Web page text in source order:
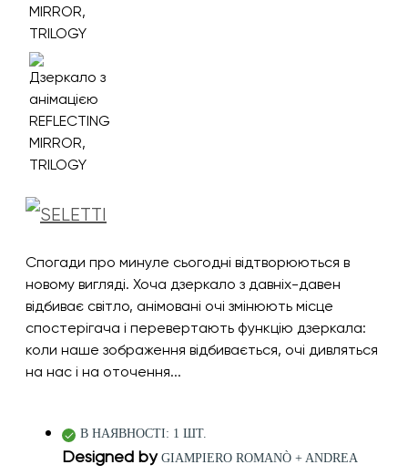
Спогади про минуле сьогодні відтворюються в
новому вигляді. Хоча дзеркало з давніх-давен
відбиває світло, анімовані очі змінюють місце
спостерігача і перевертають функцію дзеркала:
коли наше зображення відбивається, очі дивляться
на нас і на оточення...
В НАЯВНОСТІ: 1 ШТ.
Designed by GIAMPIERO ROMANÒ + ANDREA